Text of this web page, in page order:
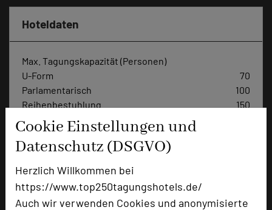
Cookie Einstellungen und
Datenschutz (DSGVO)
Herzlich Willkommen bei
https://www.top250tagungshotels.de/
Auch wir verwenden Cookies und anonymisierte
Hoteldaten
Max. Tagungskapazität (Personen)
U-Form
70
Parlamentarisch
100
Reihenbestuhlung
150
Tagungsräume
Ausstellungsfläche
Zimmer
Doppelzimmer
Einzelzimmer